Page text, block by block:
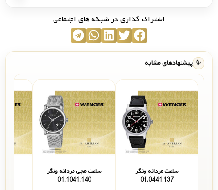
اشتراک گذاری در شبکه های اجتماعی
✨ پیشنهادهای مشابه
ساعت مردانه ونگر
01.0441.137
ساعت مچی مردانه ونگر
01.1041.140